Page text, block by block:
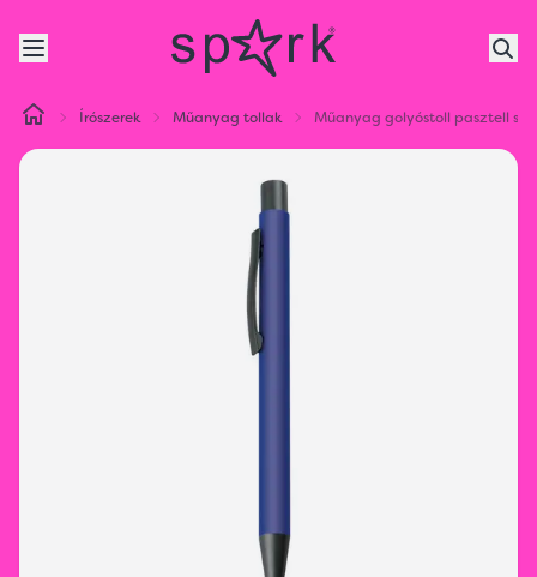
Írószerek Műanyag tollak Műanyag golyóstoll pasztell